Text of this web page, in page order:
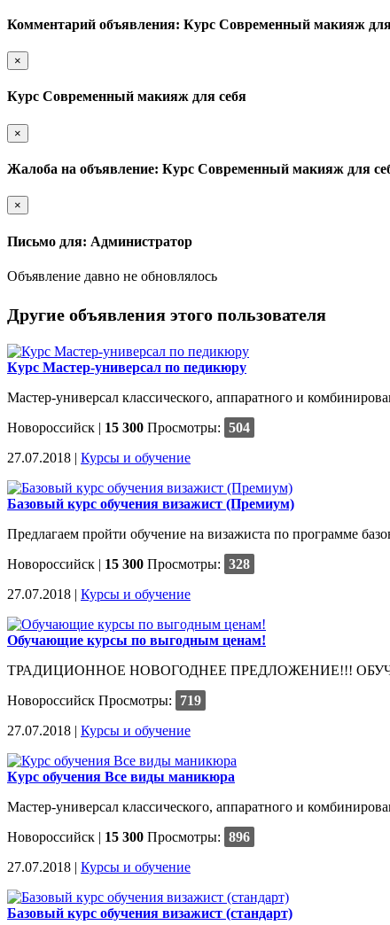
Комментарий объявления: Курс Современный макияж
×
Курс Современный макияж для себя
×
Жалоба на объявление: Курс Современный макияж для
×
Письмо для: Администратор
Объявление давно не обновлялось
Другие объявления этого пользователя
Курс Мастер-универсал по педикюру
Мастер-универсал классического, аппаратного и
Новороссийск | 15 300 Просмотры: 504
27.07.2018 | Курсы и обучение
Базовый курс обучения визажист (Премиум)
Предлагаем пройти обучение на визажиста по программе
Новороссийск | 15 300 Просмотры: 328
27.07.2018 | Курсы и обучение
Обучающие курсы по выгодным ценам!
ТРАДИЦИОННОЕ НОВОГОДНЕЕ ПРЕДЛОЖЕНИЕ!!!
Новороссийск Просмотры:
719
27.07.2018 | Курсы и обучение
Курс обучения Все виды маникюра
Мастер-универсал классического, аппаратного и
Новороссийск | 15 300 Просмотры: 896
27.07.2018 | Курсы и обучение
Базовый курс обучения визажист (стандарт)